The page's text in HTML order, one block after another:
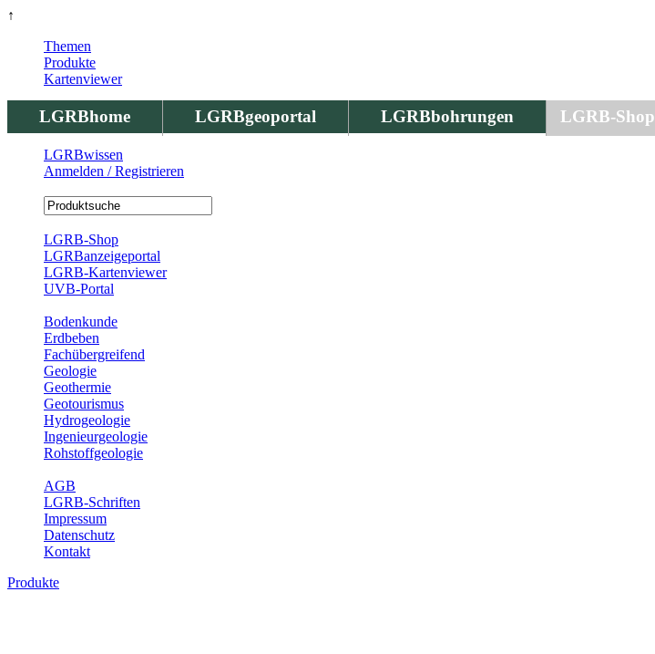
↑
LGRBhome LGRBgeoportal LGRBbohrungen LGRB-Shop
Themen
Produkte
Kartenviewer
LGRBwissen
Anmelden / Registrieren
LGRB-Shop
LGRBanzeigeportal
LGRB-Kartenviewer
UVB-Portal
Bodenkunde
Erdbeben
Fachübergreifend
Geologie
Geothermie
Geotourismus
Hydrogeologie
Ingenieurgeologie
Rohstoffgeologie
AGB
LGRB-Schriften
Impressum
Datenschutz
Kontakt
Produkte